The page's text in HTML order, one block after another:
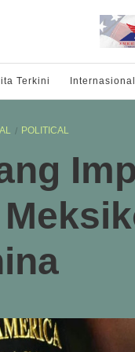
Terkini Internasional
POLITICAL